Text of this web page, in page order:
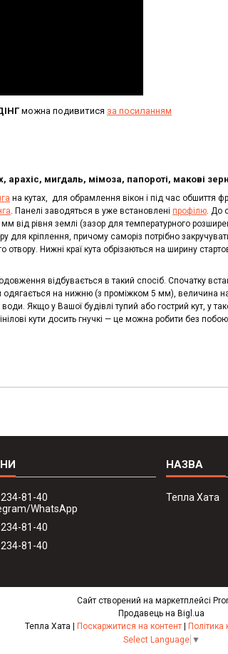
можна подивитися за посиланням
мигдаль, мімоза, папороті, макові
на кутах, для обрамлення вікон і під час обшиття
. Панелі заводяться в уже встановлені профілю. До
від рівня землі (зазор для температурного
для кріплення, причому саморіз потрібно
отвору. Нижні краї кута обрізаються на ширину
відбувається в такий спосіб. Спочатку
й одягається на нижню (з проміжком 5 мм), величина
Якщо у Вашої будівлі тупий або гострий кут, у
кути досить гнучкі — це можна робити без
81-40
WhatsApp
81-40
81-40
Тепла Хата
Сайт створений на маркетплейсі
Продавець на Bigl.ua
Поскаржитися на контент
Політика
Select Language ▼